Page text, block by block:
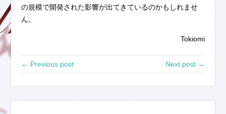
の規模で開発された影響が出てきているのかもしれませ
ん。
Tokiomi
← Previous post Next post →